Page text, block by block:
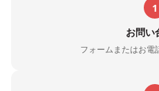
1
お問い
フォームまたはお電